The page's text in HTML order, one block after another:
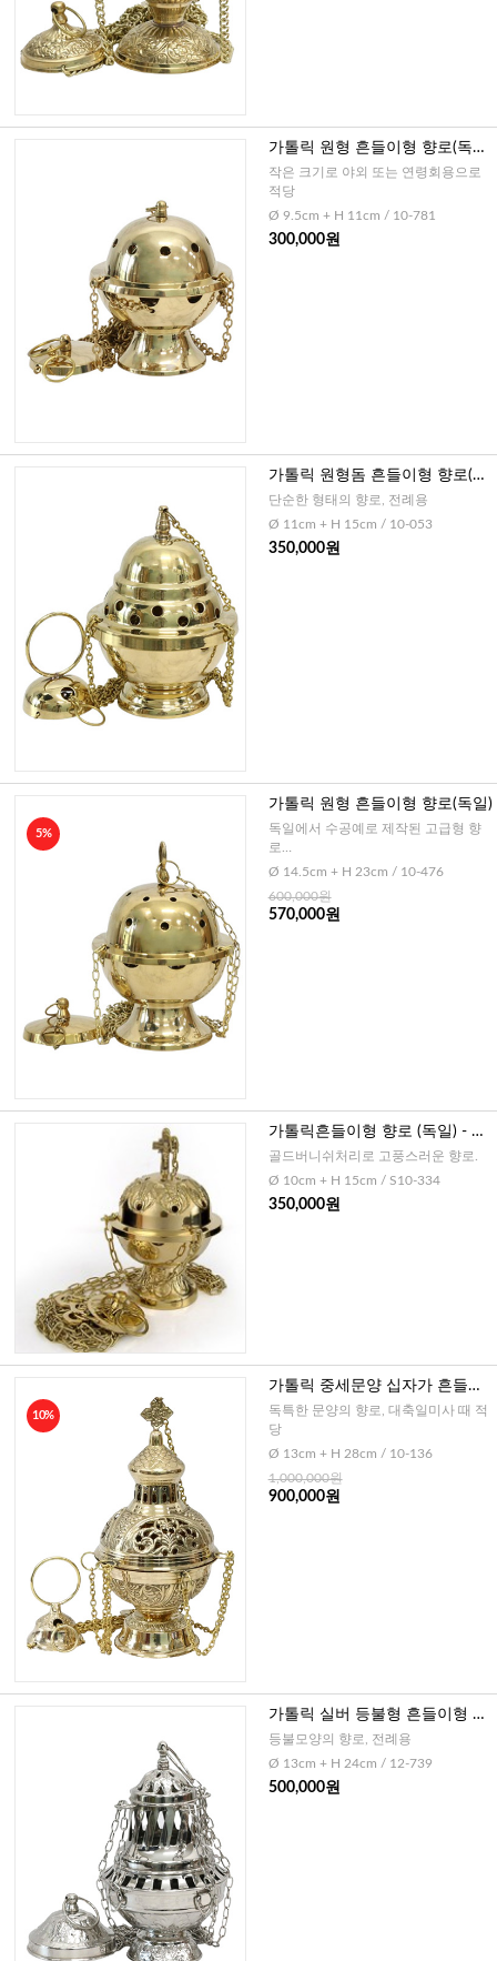
가톨릭 원형 흔들이형 향로(독일)
-소
작은 크기로 야외 또는 연령회용으로
적당
Ø 9.5cm + H 11cm / 10-781
300,000원
가톨릭 원형돔 흔들이형 향로(독
일)
단순한 형태의 향로, 전례용
Ø 11cm + H 15cm / 10-053
350,000원
5%
가톨릭 원형 흔들이형 향로(독일)
독일에서 수공예로 제작된 고급형 향
로
Ø 14.5cm + H 23cm / 10-476
600,000원
570,000원
가톨릭흔들이형 향로 (독일) - 골
드십자가
골드버니쉬처리로 고풍스러운 향로.
Ø 10cm + H 15cm / S10-334
350,000원
10%
가톨릭 중세문양 십자가 흔들이
형 향로(독일)
독특한 문양의 향로, 대축일미사 때 적
당
Ø 13cm + H 28cm / 10-136
1,000,000원
900,000원
가톨릭 실버 등불형 흔들이형 향
로(독일)-중
등불모양의 향로, 전례용
Ø 13cm + H 24cm / 12-739
500,000원